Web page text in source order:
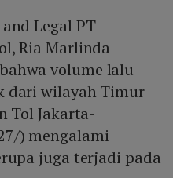
Legal PT
Ria Marlinda
volume lalu
dari wilayah Timur
Tol Jakarta-
) mengalami
juga terjadi pada